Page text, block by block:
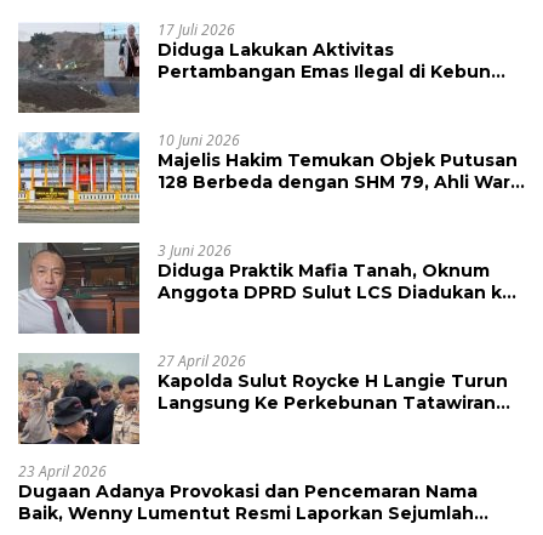
17 Juli 2026
Diduga Lakukan Aktivitas
Pertambangan Emas Ilegal di Kebun
10 Juni 2026
Majelis Hakim Temukan Objek Putusan
128 Berbeda dengan SHM 79, Ahli Waris
3 Juni 2026
Diduga Praktik Mafia Tanah, Oknum
Anggota DPRD Sulut LCS Diadukan ke
27 April 2026
Kapolda Sulut Roycke H Langie Turun
Langsung Ke Perkebunan Tatawiran
23 April 2026
Dugaan Adanya Provokasi dan Pencemaran Nama
Baik, Wenny Lumentut Resmi Laporkan Sejumlah